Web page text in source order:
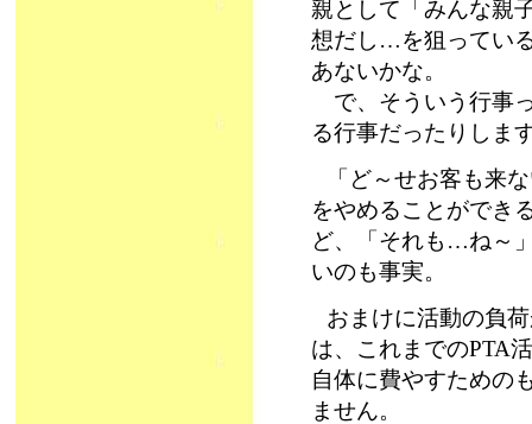
親として「みんな親
想だし…を狙ってい
あないかな。
で、そういう行事
る行事だったりしま
「ど～せお客も来
をやめることができ
ど、「それも…ね～
いのも事実。
おまけに活動の負
は、これまでのPTA
自体に費やすための
ません。